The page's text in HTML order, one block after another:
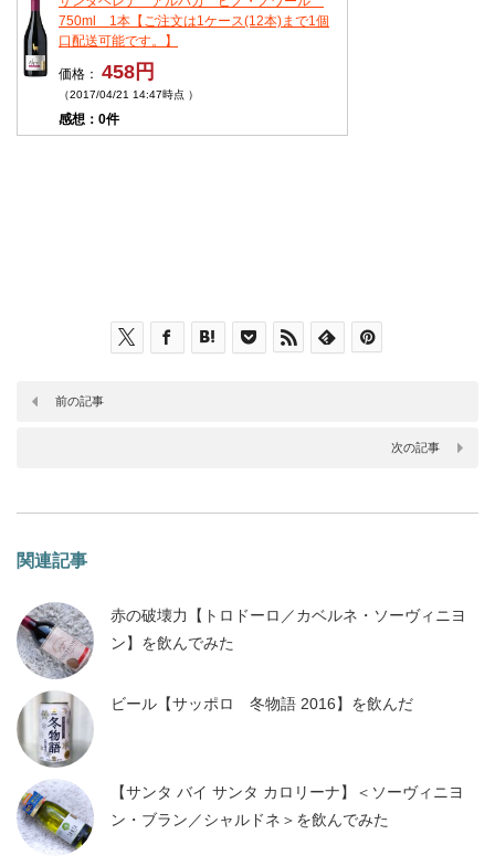
750ml 1本【ご注文は1ケース(12本)まで1個
口配送可能です。】
価格： 458円
（2017/04/21 14:47時点 ）
感想：0件
前の記事
次の記事
関連記事
赤の破壊力【トロドーロ／カベルネ・ソーヴィニヨ
ン】を飲んでみた
ビール【サッポロ 冬物語 2016】を飲んだ
【サンタ バイ サンタ カロリーナ】＜ソーヴィニヨ
ン・ブラン／シャルドネ＞を飲んでみた